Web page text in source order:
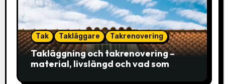
Tak Takläggare Takrenovering
Takläggning och takrenovering –
material, livslängd och vad som